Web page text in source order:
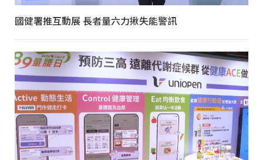
國健署推互動展 長者量六力揪失能警訊